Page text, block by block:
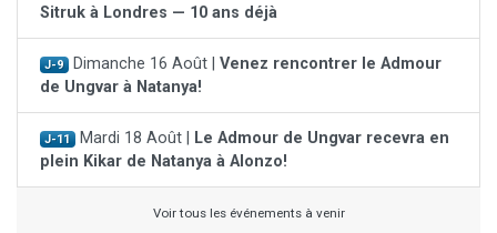
Sitruk à Londres — 10 ans déjà
J-9 Dimanche 16 Août | Venez rencontrer le Admour
de Ungvar à Natanya!
J-11 Mardi 18 Août |
Le Admour de Ungvar recevra en
plein Kikar de Natanya à Alonzo!
Voir tous les événements à venir